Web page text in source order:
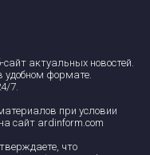
актуальных новостей.
удобном формате.
7.
при условии
сайт ardinform.com
что